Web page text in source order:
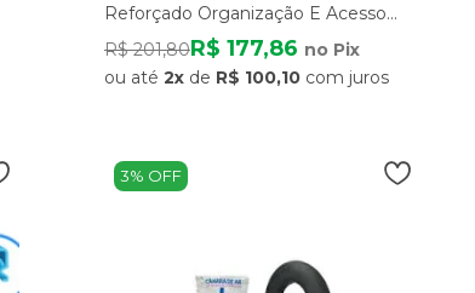
Reforçado Organização E Acesso
Total
R$ 201,80R$ 177,86 no Pix
ou até 2xde R$ 100,10 com juros
3% OFF